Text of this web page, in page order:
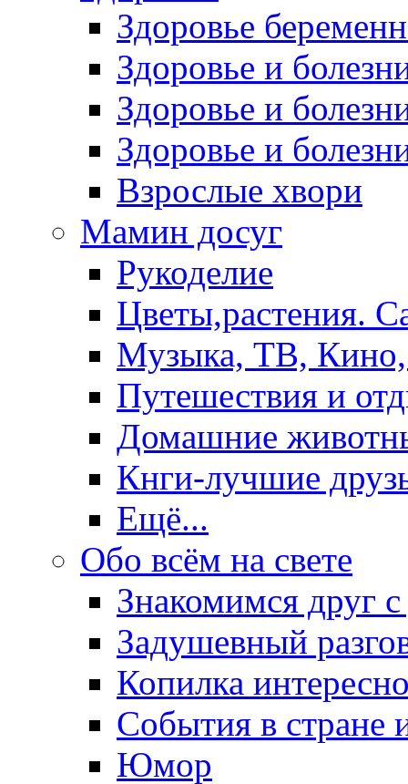
Здоровье
Здоровье и
Здоровье и
Здоровье и
Взрослые хвори
Мамин досуг
Рукоделие
Цветы,растения.
Музыка, ТВ,
Путешествия и
Домашние
Кнги-лучшие
Ещё...
Обо всём на свете
Знакомимся друг
Задушевный
Копилка
События в стране
Юмор